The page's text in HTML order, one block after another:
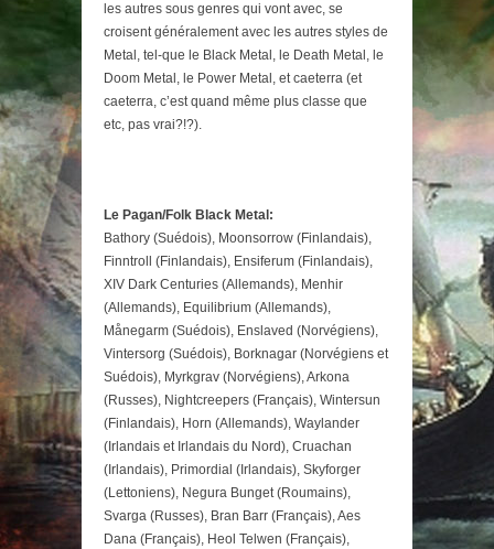
les autres sous genres qui vont avec, se
croisent généralement avec les autres styles de
Metal, tel-que le Black Metal, le Death Metal, le
Doom Metal, le Power Metal, et caeterra (et
caeterra, c’est quand même plus classe que
etc, pas vrai?!?).
Le Pagan/Folk Black Metal:
Bathory (Suédois), Moonsorrow (Finlandais),
Finntroll (Finlandais), Ensiferum (Finlandais),
XIV Dark Centuries (Allemands), Menhir
(Allemands), Equilibrium (Allemands),
Månegarm (Suédois), Enslaved (Norvégiens),
Vintersorg (Suédois), Borknagar (Norvégiens et
Suédois), Myrkgrav (Norvégiens), Arkona
(Russes), Nightcreepers (Français), Wintersun
(Finlandais), Horn (Allemands), Waylander
(Irlandais et Irlandais du Nord), Cruachan
(Irlandais), Primordial (Irlandais), Skyforger
(Lettoniens), Negura Bunget (Roumains),
Svarga (Russes), Bran Barr (Français), Aes
Dana (Français), Heol Telwen (Français),